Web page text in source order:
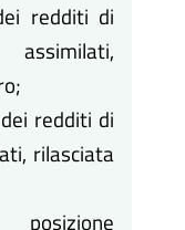
redditi di
redditi di
rilasciata